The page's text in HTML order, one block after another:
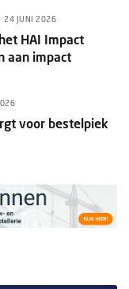
24 JUNI 2026
HAI Impact
aan impact
voor bestelpiek